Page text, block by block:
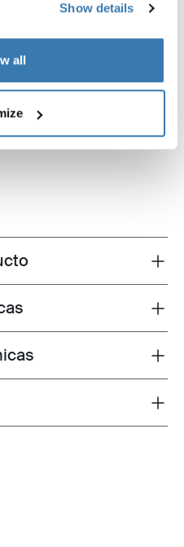
Show details
all
Reacha bow cover
pared lateral para arcos